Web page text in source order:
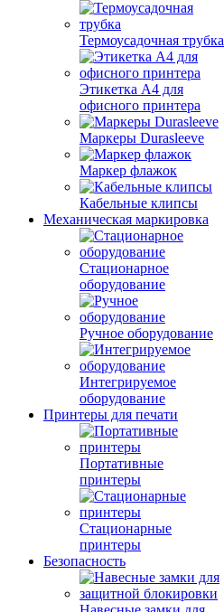
Термоусадочная трубка
Этикетка А4 для
офисного принтера
Маркеры Durasleeve
Маркер флажок
Кабельные клипсы
Механическая маркировка
Стационарное
оборудование
Ручное оборудование
Интегрируемое
оборудование
Принтеры для печати
Портативные
принтеры
Стационарные
принтеры
Безопасность